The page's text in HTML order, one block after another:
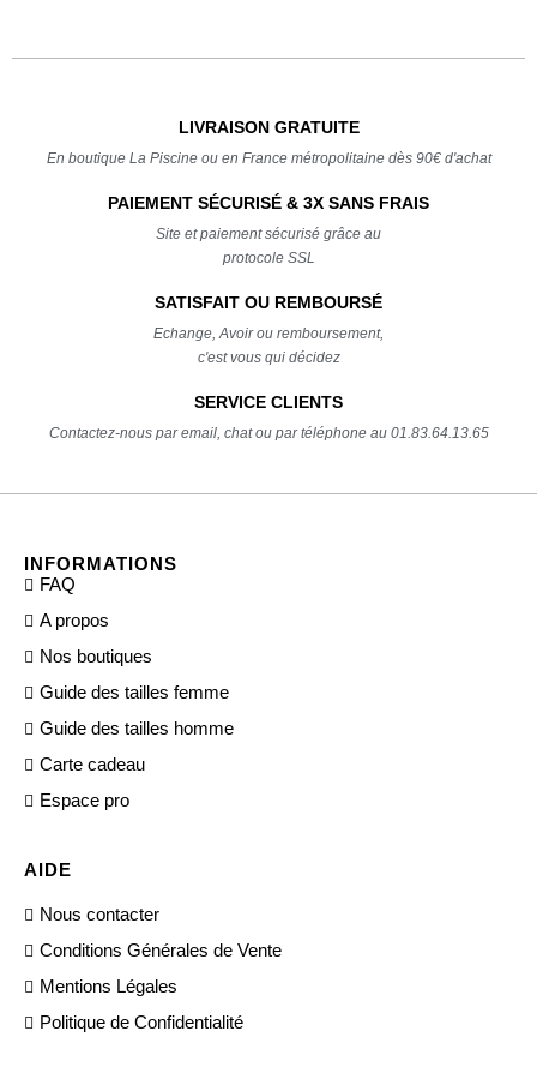
LIVRAISON GRATUITE
En boutique La Piscine ou en France métropolitaine dès 90€ d'achat
PAIEMENT SÉCURISÉ & 3X SANS FRAIS
Site et paiement sécurisé grâce au
protocole SSL
SATISFAIT OU REMBOURSÉ
Echange, Avoir ou remboursement,
c'est vous qui décidez
SERVICE CLIENTS
Contactez-nous par email, chat ou par téléphone au 01.83.64.13.65
INFORMATIONS
FAQ
A propos
Nos boutiques
Guide des tailles femme
Guide des tailles homme
Carte cadeau
Espace pro
AIDE
Nous contacter
Conditions Générales de Vente
Mentions Légales
Politique de Confidentialité